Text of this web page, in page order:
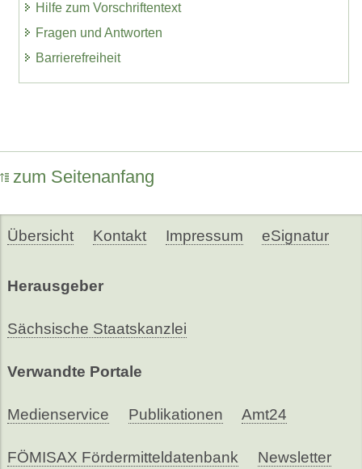
Hilfe zum Vorschriftentext
Fragen und Antworten
Barrierefreiheit
zum Seitenanfang
Übersicht Kontakt Impressum eSignatur
Herausgeber
Sächsische Staatskanzlei
Verwandte Portale
Medienservice Publikationen Amt24
FÖMISAX Fördermitteldatenbank Newsletter